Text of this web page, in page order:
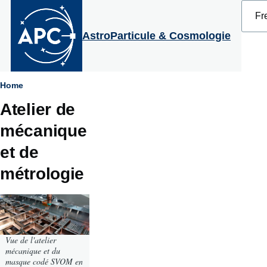
Aller au contenu principal
AstroParticule & Cosmologie
your
Fil
d'Ariane
Home
Atelier de
mécanique
et de
métrologie
Vue de l'atelier
mécanique et du
masque codé SVOM en